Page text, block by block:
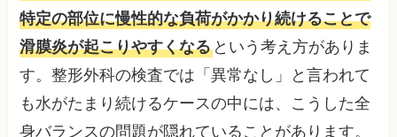
特定の部位に慢性的な負荷がかかり続けることで
滑膜炎が起こりやすくなる という考え方がありま
す。整形外科の検査では「異常なし」と言われて
も水がたまり続けるケースの中には、こうした全
身バランスの問題が隠れていることがあります。